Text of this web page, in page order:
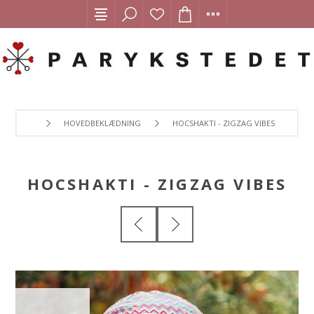
HOVEDBEKLÆDNING HOCSHAKTI - ZIGZAG VIBES
HOCSHAKTI - ZIGZAG VIBES